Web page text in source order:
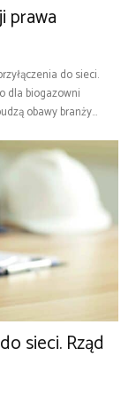
prawa
do sieci.
dla biogazowni
obawy branży...
sieci. Rząd